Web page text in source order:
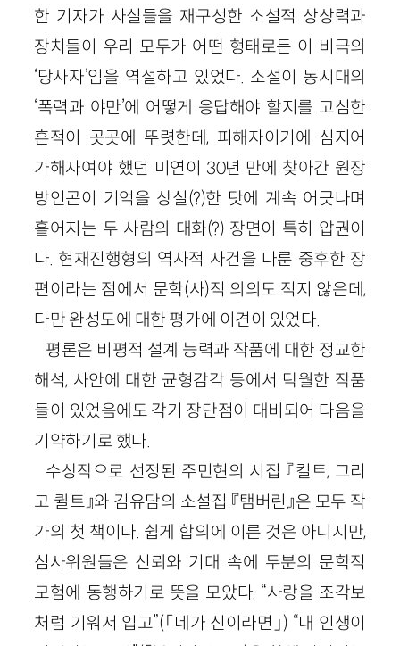
한 기자가 사실들을 재구성한 소설적 상상력과
장치들이 우리 모두가 어떤 형태로든 이 비극의
‘당사자’임을 역설하고 있었다. 소설이 동시대의
‘폭력과 야만’에 어떻게 응답해야 할지를 고심한
흔적이 곳곳에 뚜렷한데, 피해자이기에 심지어
가해자여야 했던 미연이 30년 만에 찾아간 원장
방인곤이 기억을 상실(?)한 탓에 계속 어긋나며
흩어지는 두 사람의 대화(?) 장면이 특히 압권이
다. 현재진행형의 역사적 사건을 다룬 중후한 장
편이라는 점에서 문학(사)적 의의도 적지 않은데,
다만 완성도에 대한 평가에 이견이 있었다.
평론은 비평적 설계 능력과 작품에 대한 정교한
해석, 사안에 대한 균형감각 등에서 탁월한 작품
들이 있었음에도 각기 장단점이 대비되어 다음을
기약하기로 했다.
수상작으로 선정된 주민현의 시집 『킬트, 그리
고 퀼트』와 김유담의 소설집 『탬버린』은 모두 작
가의 첫 책이다. 쉽게 합의에 이른 것은 아니지만,
심사위원들은 신뢰와 기대 속에 두분의 문학적
모험에 동행하기로 뜻을 모았다. “사랑을 조각보
처럼 기워서 입고”(「네가 신이라면」) “내 인생이